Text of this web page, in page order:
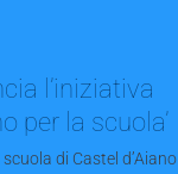
l’iniziativa
per la scuola’
di Castel d’Aiano